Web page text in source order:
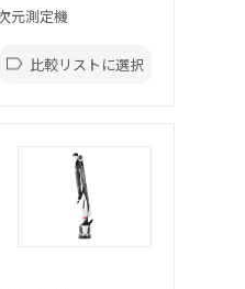
元測定機
比較リストに選択